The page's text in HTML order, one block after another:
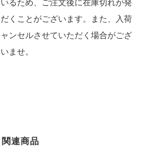
るため、ご注文後に在庫切れが発
くことがございます。また、入荷
ンセルさせていただく場合がござ
ませ。
関連商品